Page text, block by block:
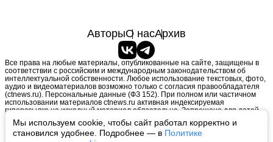
Мы используем cookie, чтобы сайт работал корректно и
становился удобнее. Подробнее — в Политике
АвторыО насАрхив
Все права на любые материалы, опубликованные на сайте, защищены в
соответствии с российским и международным законодательством об
интеллектуальной собственности. Любое использование текстовых, фото,
аудио и видеоматериалов возможно только с согласия правообладателя
(ctnews.ru). Персональные данные (ФЗ 152). При полном или частичном
использовании материалов ctnews.ru активная индексируемая
гиперссылка на исходный материал обязательна. Запрещено для детей.
Оригинал текста:
https://ctnews.ru/
Пользовательское соглашение|Политика конфиденциальности |
Политика использования cookie